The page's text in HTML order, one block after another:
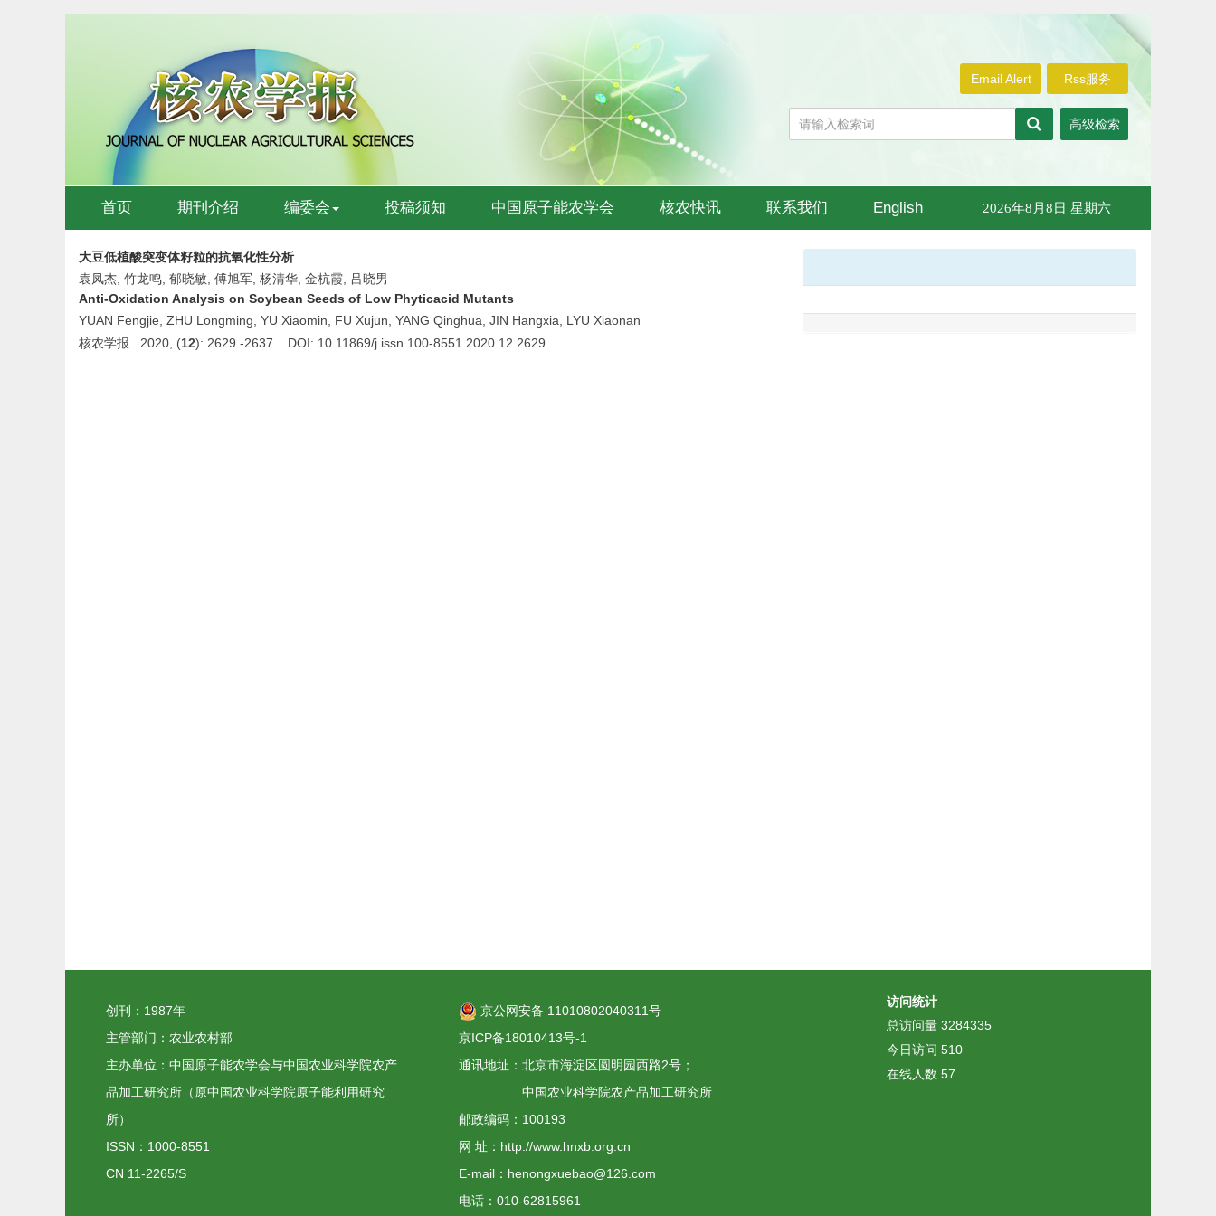
Rss服务
Email Alert
高级检索
首页 期刊介绍 编委会 投稿须知 中国原子能农学会 核农快讯 联系我们 English 2026年8月8日 星期六
大豆低植酸突变体籽粒的抗氧化性分析
袁凤杰, 竹龙鸣, 郁晓敏, 傅旭军, 杨清华, 金杭霞, 吕晓男
Anti-Oxidation Analysis on Soybean Seeds of Low Phyticacid Mutants
YUAN Fengjie, ZHU Longming, YU Xiaomin, FU Xujun, YANG Qinghua, JIN Hangxia, LYU Xiaonan
核农学报 . 2020, (12): 2629 -2637 . DOI: 10.11869/j.issn.100-8551.2020.12.2629
创刊：1987年
主管部门：农业农村部
主办单位：中国原子能农学会与中国农业科学院农产
品加工研究所（原中国农业科学院原子能利用研究
所）
ISSN：1000-8551
CN 11-2265/S
京公网安备 11010802040311号
京ICP备18010413号-1
通讯地址：北京市海淀区圆明园西路2号；
中国农业科学院农产品加工研究所
邮政编码：100193
网 址：http://www.hnxb.org.cn
E-mail：henongxuebao@126.com
电话：010-62815961
访问统计
总访问量 3284335
今日访问 510
在线人数 57